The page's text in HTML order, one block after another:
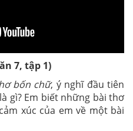
7, tập 1)
bốn chữ, ý nghĩ đầu tiên
gì? Em biết những bài thơ
xúc của em về một bài